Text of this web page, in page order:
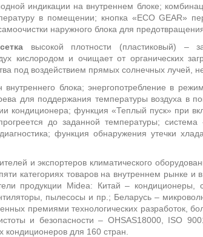
индикации на внутреннем блоке;
в помещении; кнопка «ECO GEAR»
наружного блока для
высокой плотности (пластиковый) –
кислородом и очищает от органических
под воздействием прямых солнечных лучей,
внутреннего блока; энергопотребление в
для поддержания температуры воздуха в
кондиционера; функция «Теплый пуск» при
до заданной температуры;
функция обнаружения утечки
и экспортеров климатического
категориях товаров на внутреннем рынке и
продукции Midea: Китай – кондиционеры,
пылесосы и пр.; Беларусь –
премиями технологических разработок,
и безопасности – OHSAS18000, ISO
для 160 стран.